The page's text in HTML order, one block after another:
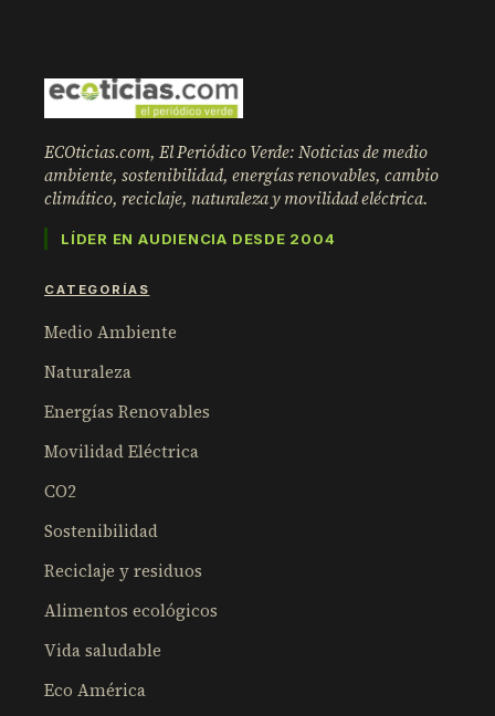
ECOticias.com, El Periódico Verde: Noticias de medio
ambiente, sostenibilidad, energías renovables, cambio
climático, reciclaje, naturaleza y movilidad eléctrica.
LÍDER EN AUDIENCIA DESDE 2004
CATEGORÍAS
Medio Ambiente
Naturaleza
Energías Renovables
Movilidad Eléctrica
CO2
Sostenibilidad
Reciclaje y residuos
Alimentos ecológicos
Vida saludable
Eco América